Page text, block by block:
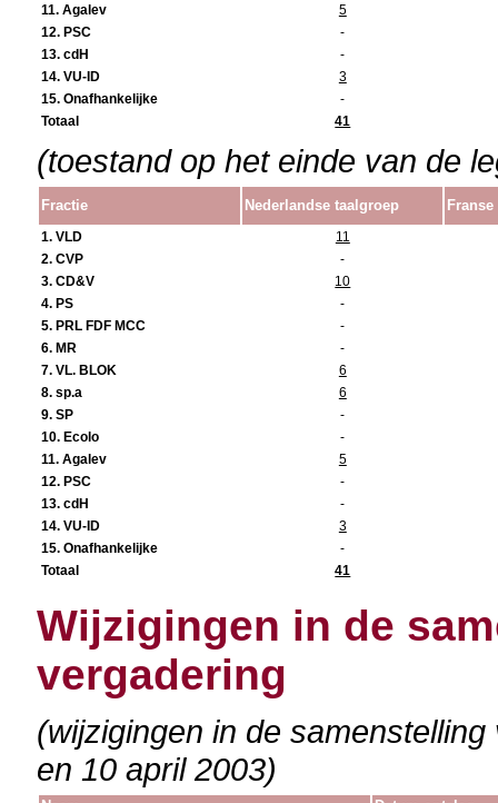
11. Agalev
5
12. PSC
-
13. cdH
-
14. VU-ID
3
15. Onafhankelijke
-
Totaal
41
(toestand op het einde van de
Fractie Nederlandse taalgroep
1. VLD
11
2. CVP
-
3. CD&V
10
4. PS
-
5. PRL FDF MCC
-
6. MR
-
7. VL. BLOK
6
8. sp.a
6
9. SP
-
10. Ecolo
-
11. Agalev
5
12. PSC
-
13. cdH
-
14. VU-ID
3
15. Onafhankelijke
-
Totaal
41
Wijzigingen in de
vergadering
(wijzigingen in de
en 10 april 2003)